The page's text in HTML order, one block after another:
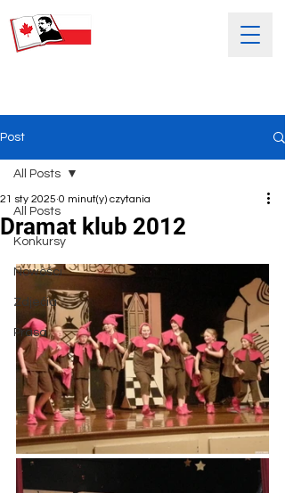
Post
All Posts
Konkursy
Nowości
Zdjećia
Prasa
All Posts
Dramat klub 2012
21 sty 2025 0 minut(y) czytania